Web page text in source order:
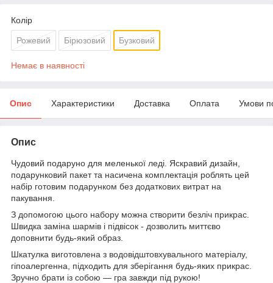
Колір
Рожевий Бірюзовий Бузковий
Немає в наявності
Опис Характеристики Доставка Оплата Умови
Опис
Чудовий подаруно для меленької леді. Яскравий дизайн,
подарунковий пакет та насичена комплектація роблять цей
набір готовим подарунком без додаткових витрат на
пакування.
З допомогою цього набору можна створити безліч прикрас.
Швидка заміна шармів і підвісок - дозволить миттєво
доповнити будь-який образ.
Шкатулка виготовлена з водовідштовхувального матеріалу,
гіпоалергенна, підходить для зберігання будь-яких прикрас.
Зручно брати із собою — гра завжди під рукою!